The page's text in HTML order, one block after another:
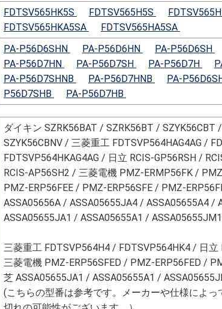
FDTSV565HK5S FDTSV565H5S
FDTSV565HKA5SA
FDTSV565HA5SA
PA-P56D6SHN PA-P56D6HN
PA-P56D6SH
PA-P56D7HN
PA-P56D7SH PA-P56D7H
PA-P56D7SHNB
PA-P56D7HNB
PA-
P56D7SHB
PA-P56D7HB
ダイキン SZRK56BAT / SZRK56BT / SZYK56CBT
SZYK56CBNV / 三菱重工 FDTSVP564HAG4AG /
FDTSVP564HKAG4AG / 日立 RCIS-GP56RSH /
RCIS-AP56SH2 / 三菱電機 PMZ-ERMP56FK /
PMZ-ERP56FEE / PMZ-ERP56SFE / PMZ-
ASSA05656A / ASSA05655JA4 / ASSA05655A4 /
ASSA05655JA1 / ASSA05655A1 /
三菱重工 FDTSVP564H4 / FDTSVP564HK4 / 日
三菱電機 PMZ-ERP56SFED / PMZ-ERP56FED /
芝 ASSA05655JA1 / ASSA05655A1 /
(こちらの型番は参考です。メーカーや仕様によ